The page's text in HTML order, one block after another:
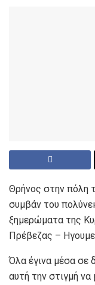
Θρήνος στην πόλη
συμβάν του
ξημερώματα της
Πρέβεζας –
Όλα έγινα μέσα σε
αυτή την στιγμή